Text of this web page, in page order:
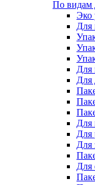
По видам
Эко
Для
Для
Для
Для
Для
Для
Для